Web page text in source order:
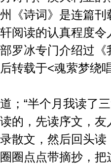
《诗词》是连篇
阅读的认真程度
罗冰专门介绍过
转载于<魂萦梦绕
“半个月我读了三
的，先读序文，
散文，然后回头
圈点点带摘抄，把